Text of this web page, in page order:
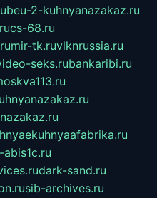
2-kuhnyanazakaz.ru
cs-68.ru
mir-tk.ruvlknrussia.ru
seks.rubankaribi.ru
abis1c.ru
dark-sand.ru
sib-archives.ru